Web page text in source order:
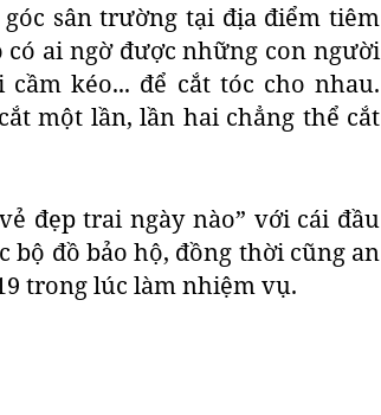
sân trường tại địa điểm tiêm
có ai ngờ được những con người
kéo... để cắt tóc cho nhau.
một lần, lần hai chẳng thể cắt
đẹp trai ngày nào” với cái đầu
đồ bảo hộ, đồng thời cũng an
trong lúc làm nhiệm vụ.